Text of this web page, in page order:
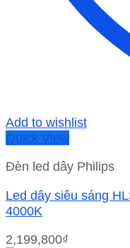
Add to wishlist
Quick View
Đèn led dây Philips
Led dây siêu sáng
4000K
2,199,800₫